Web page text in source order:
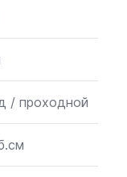
/ проходной